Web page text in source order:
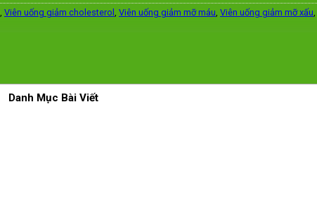
Viên uống giảm cholesterol Viên uống giảm mỡ máu Viên uống giảm mỡ xấu
Danh Mục Bài Viết